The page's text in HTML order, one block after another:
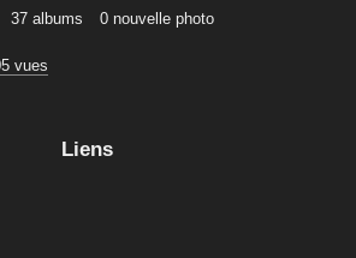
37 albums 0 nouvelle photo
vues
Liens